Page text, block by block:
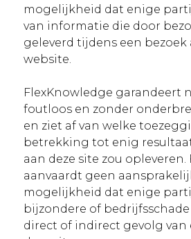
mogelijkheid dat enige
van informatie die door
geleverd tijdens een bezoek
website.
FlexKnowledge garandeert
foutloos en zonder
en ziet af van welke
betrekking tot enig
aan deze site zou
aanvaardt geen
mogelijkheid dat enige
bijzondere of
direct of indirect gevolg van